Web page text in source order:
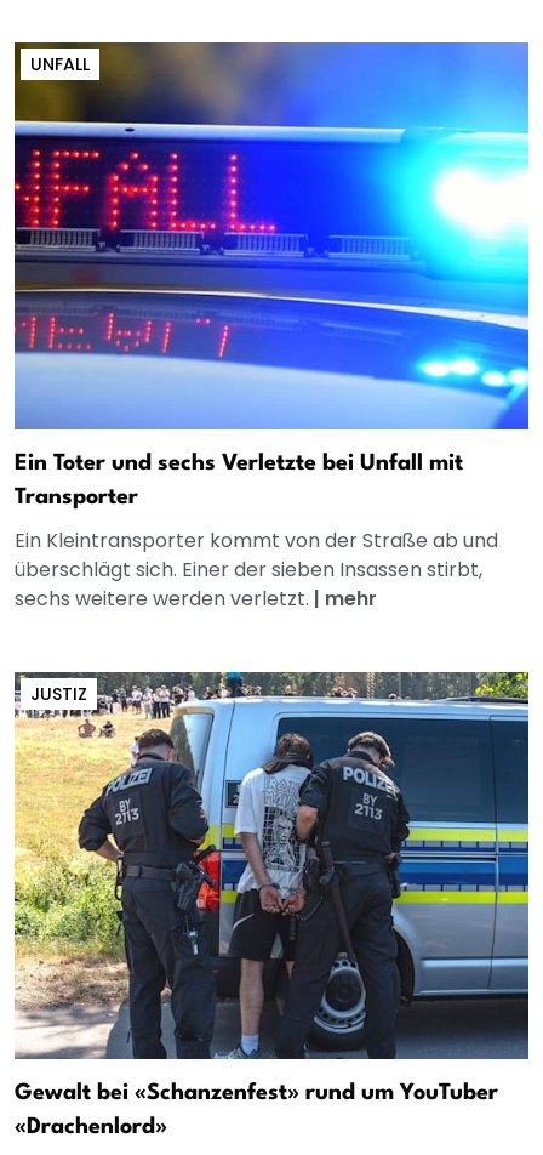
UNFALL
Ein Toter und sechs Verletzte bei Unfall mit
Transporter
Ein Kleintransporter kommt von der Straße ab und
überschlägt sich. Einer der sieben Insassen stirbt,
sechs weitere werden verletzt. | mehr
JUSTIZ
Gewalt bei «Schanzenfest» rund um YouTuber
«Drachenlord»